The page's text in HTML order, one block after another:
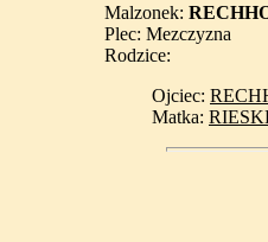
Malzonek:
Plec: Mezczyzna
Rodzice:
Ojciec:
Matka: